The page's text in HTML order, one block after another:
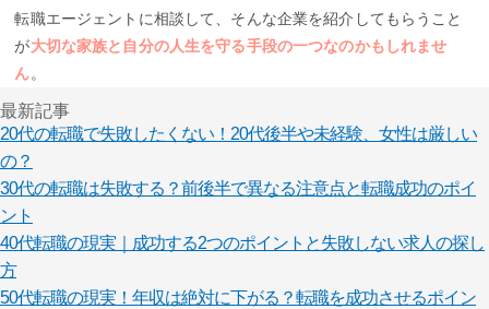
転職エージェントに相談して、そんな企業を紹介してもらうこと
が大切な家族と自分の人生を守る手段の一つなのかもしれませ
ん。
最新記事
20代の転職で失敗したくない！20代後半や未経験、女性は厳しい
の？
30代の転職は失敗する？前後半で異なる注意点と転職成功のポイ
ント
40代転職の現実｜成功する2つのポイントと失敗しない求人の探し
方
50代転職の現実！年収は絶対に下がる？転職を成功させるポイン